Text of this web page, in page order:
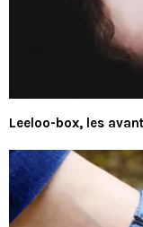
Leeloo-box, les